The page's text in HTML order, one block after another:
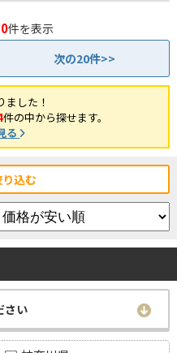
件を表示
次の20件>>
ました！
件の中から探せます。
る
込む
さい